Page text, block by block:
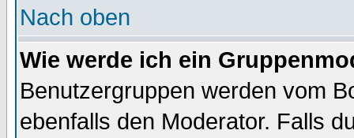
Nach oben
Wie werde ich ein
Benutzergruppen werden vom
ebenfalls den Moderator. Falls